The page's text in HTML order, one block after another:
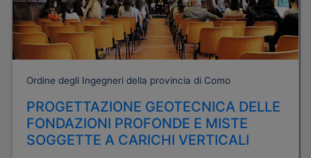
Ordine degli Ingegneri della provincia di Como
PROGETTAZIONE GEOTECNICA DELLE
FONDAZIONI PROFONDE E MISTE
SOGGETTE A CARICHI VERTICALI